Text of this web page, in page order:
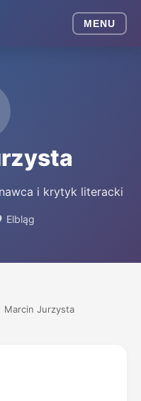
MENU
i krytyk literacki
Elbląg
Marcin Jurzysta